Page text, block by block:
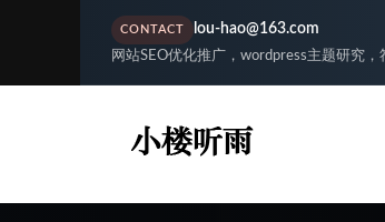
CONTACT lou-hao@163.com
网站SEO优化推广，wordpress主题研究，